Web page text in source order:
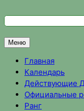
кФедерация
Спортивное
Меню
Главная
Календарь
Действующие
Официальные
Ранг